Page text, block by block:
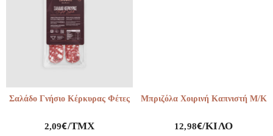
Σαλάδο Γνήσιο Κέρκυρας Φέτες
2,09€/ΤΜΧ
Μπριζόλα Χοιρινή Καπνιστή Μ/Κ
12,98€/ΚΙΛΌ